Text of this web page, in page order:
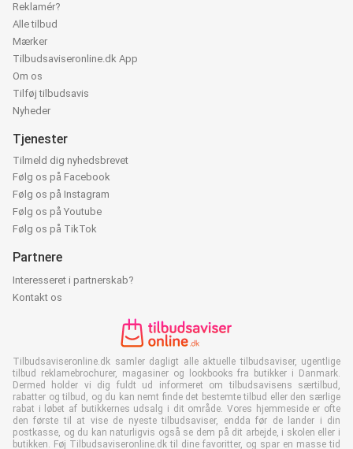
Reklamér?
Alle tilbud
Mærker
Tilbudsaviseronline.dk App
Om os
Tilføj tilbudsavis
Nyheder
Tjenester
Tilmeld dig nyhedsbrevet
Følg os på Facebook
Følg os på Instagram
Følg os på Youtube
Følg os på TikTok
Partnere
Interesseret i partnerskab?
Kontakt os
Tilbudsaviseronline.dk samler dagligt alle aktuelle tilbudsaviser, ugentlige
tilbud reklamebrochurer, magasiner og lookbooks fra butikker i Danmark.
Dermed holder vi dig fuldt ud informeret om tilbudsavisens særtilbud,
rabatter og tilbud, og du kan nemt finde det bestemte tilbud eller den særlige
rabat i løbet af butikkernes udsalg i dit område. Vores hjemmeside er ofte
den første til at vise de nyeste tilbudsaviser, endda før de lander i din
postkasse, og du kan naturligvis også se dem på dit arbejde, i skolen eller i
butikken. Føj Tilbudsaviseronline.dk til dine favoritter, og spar en masse tid